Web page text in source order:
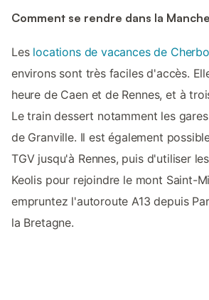
Comment se rendre dans la
Les locations de vacances de
environs sont très faciles d'accès.
heure de Caen et de Rennes, et à
Le train dessert notamment les
de Granville. Il est également
TGV jusqu'à Rennes, puis d'utiliser
Keolis pour rejoindre le mont Saint-
empruntez l'autoroute A13 depuis
la Bretagne.